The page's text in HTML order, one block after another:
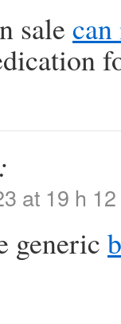
sale
at 19 h
generic